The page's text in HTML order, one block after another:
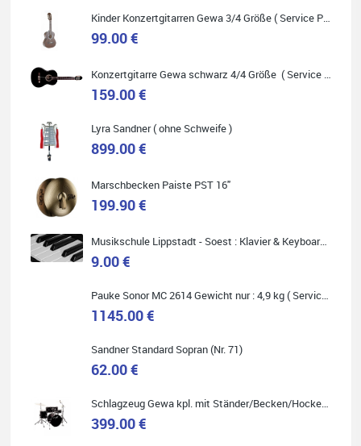
Quelle: Google-Rezension
Ich war auf der Suche nach einem neuen Keyboard und bin
begeistert: ich bin super beraten worden, aktuell natürlich nur
telefonisch. Nachdem die Entscheidung zum Kauf gefallen war,
wurde alles zusammengestellt, so dass ich alles nur noch
Quelle: Google-Rezension
Marie-Luise Mroß
Ich bin super zufrieden mit meiner neuen Ukulele! Einfach am
Onlineshopping vorziehen.
Kinder Konzertgitarren Gewa 3/4 Größe ( Service Preis inkl. Werkstatt Service )
99.00 €
Konzertgitarre Gewa schwarz 4/4 Größe ( Service Preis inkl. Werkstatt Service )
159.00 €
Lyra Sandner ( ohne Schweife )
899.00 €
Marschbecken Paiste PST 16"
199.90 €
Musikschule Lippstadt - Soest : Klavier & Keyboardunterricht
9.00 €
Pauke Sonor MC 2614 Gewicht nur : 4,9 kg ( Service Preis inkl. Werkstatt Service )
1145.00 €
Sandner Standard Sopran (Nr. 71)
62.00 €
Schlagzeug Gewa kpl. mit Ständer/Becken/Hocker DER RENNER ! (Service Preis inkl. Werkstatt Service)
399.00 €